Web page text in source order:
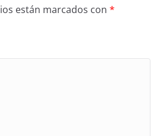
están marcados con *